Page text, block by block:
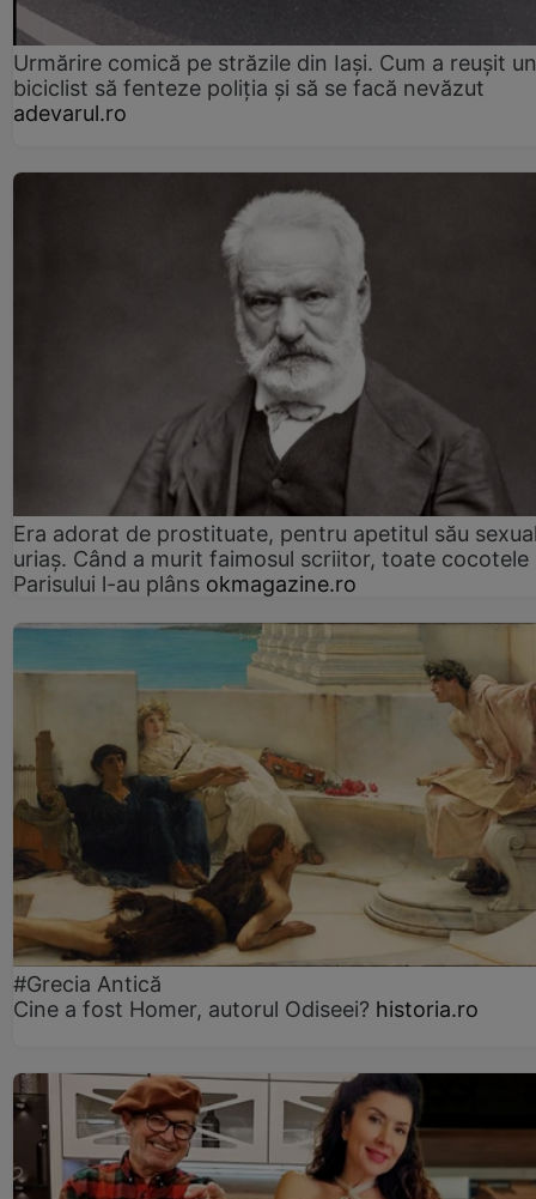
Urmărire comică pe străzile din Iași. Cum a reușit un
biciclist să fenteze poliția și să se facă nevăzut
adevarul.ro
Era adorat de prostituate, pentru apetitul său
uriaș. Când a murit faimosul scriitor, toate cocotele
Parisului l-au plâns okmagazine.ro
#Grecia Antică
Cine a fost Homer, autorul Odiseei? historia.ro